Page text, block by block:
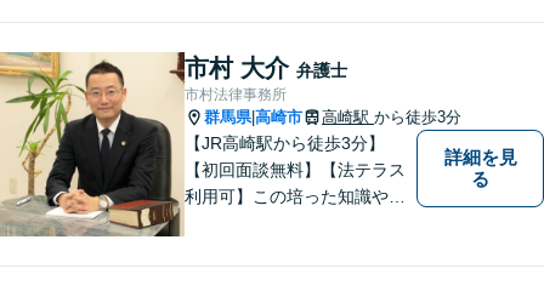
市村 大介 弁護士
市村法律事務所
群馬県|高崎市 高崎駅 から徒歩3分
【JR高崎駅から徒歩3分】
【初回面談無料】【法テラス
利用可】この培った知識や経
詳細を見
る